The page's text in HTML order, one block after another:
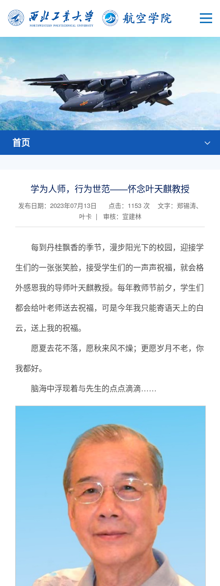
首页
学为人师，行为世范——怀念叶天麒教授
发布日期：2023年07月13日 点击： 1153 次 文字：郑锡涛、
叶卡 | 审核：宣建林
每到丹桂飘香的季节，漫步阳光下的校园，迎接学
生们的一张张笑脸，接受学生们的一声声祝福，就会格
外感恩我的导师叶天麒教授。每年教师节前夕，学生们
都会给叶老师送去祝福，可是今年我只能寄语天上的白
云，送上我的祝福。
愿夏去花不落，愿秋来风不燥；更愿岁月不老，你
我都好。
脑海中浮现着与先生的点点滴滴……